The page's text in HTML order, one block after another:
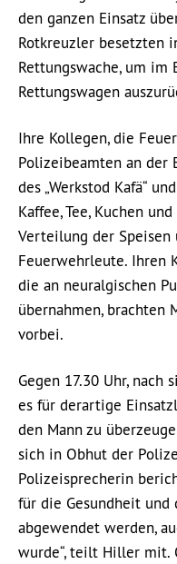
den ganzen Einsatz
Rotkreuzler besetzten
Rettungswache, um
Rettungswagen
Ihre Kollegen, die
Polizeibeamten an der
des „Werkstod Kafä“
Kaffee, Tee, Kuchen
Verteilung der Speisen
Feuerwehrleute. Ihren
die an neuralgischen
übernahmen, brachten
vorbei.
Gegen 17.30 Uhr, nach
es für derartige
den Mann zu
sich in Obhut der
Polizeisprecherin
für die Gesundheit und
abgewendet werden,
wurde“, teilt Hiller mit.